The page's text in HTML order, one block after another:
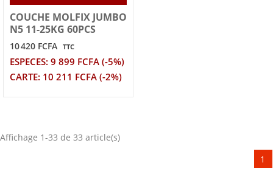
COUCHE MOLFIX JUMBO
N5 11-25KG 60PCS
10 420 FCFA TTC
ESPECES: 9 899 FCFA (-5%)
CARTE: 10 211 FCFA (-2%)
Affichage 1-33 de 33 article(s)
1